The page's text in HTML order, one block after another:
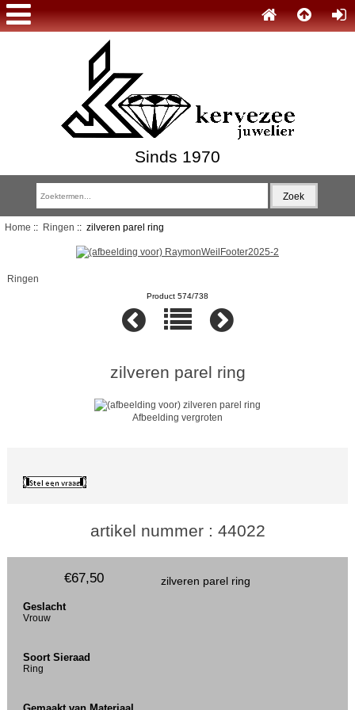
Sinds 1970
Home :: Ringen :: zilveren parel ring
Ringen
Product 574/738
zilveren parel ring
Afbeelding vergroten
artikel nummer : 44022
zilveren parel ring
€67,50
Geslacht
Vrouw
Soort Sieraad
Ring